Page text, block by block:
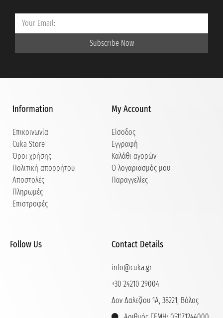
Subscribe Now
Information
Επικοινωνία
Cuka Store
Όροι χρήσης
Πολιτική απορρήτου
Αποστολές
Πληρωμές
Επιστροφές
My Account
Είσοδος
Εγγραφή
Καλάθι αγορών
Ο λογαριασμός μου
Παραγγελίες
Follow Us Contact Details
info@cuka.gr
+30 24210 29004
Δον Δαλεζίου 1Α, 38221, Βόλος